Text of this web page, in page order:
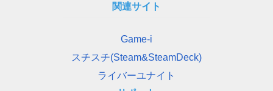
関連サイト
Game-i
スチスチ(Steam&SteamDeck)
ライバーユナイト